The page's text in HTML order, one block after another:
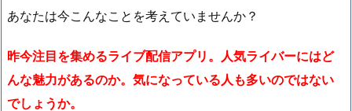
あなたは今こんなことを考えていませんか？
昨今注目を集めるライブ配信アプリ。人気ライバーにはど
んな魅力があるのか。気になっている人も多いのではない
でしょうか。